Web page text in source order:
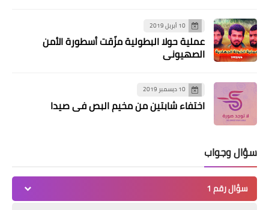
10 أبريل 2019
عملية حولا البطولية مزّقت أسطورة الأمن
الصهيوني
10 ديسمبر 2019
اختفاء شابتين من مخيم البص في صيدا
سؤال وجواب
سؤال رقم 1